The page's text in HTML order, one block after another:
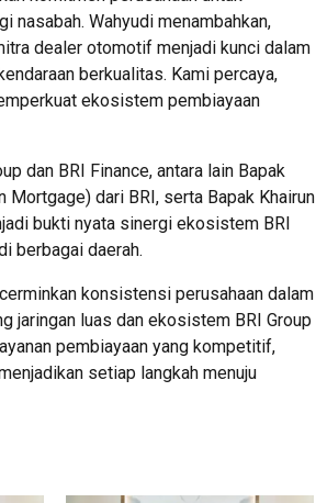
nasabah. Wahyudi menambahkan,
dealer otomotif menjadi kunci dalam
berkualitas. Kami percaya,
ekosistem pembiayaan
dan BRI Finance, antara lain Bapak
Mortgage) dari BRI, serta Bapak Khairun
bukti nyata sinergi ekosistem BRI
berbagai daerah.
konsistensi perusahaan dalam
jaringan luas dan ekosistem BRI Group
pembiayaan yang kompetitif,
setiap langkah menuju